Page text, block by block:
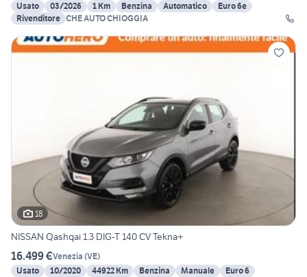
Usato
03/2026 1 Km Benzina Automatico
Euro 6e
Rivenditore CHE AUTO CHIOGGIA
18
NISSAN Qashqai 1.3 DIG-T 140 CV Tekna+
16.499 €Venezia (VE)
Usato
10/2020 44922 Km Benzina Manuale
Euro 6